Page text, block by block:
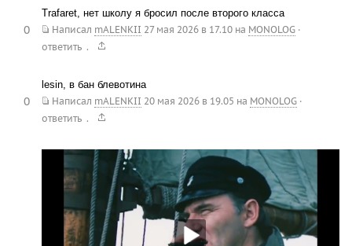
Trafaret, нет школу я бросил после второго класса
Написал mALENKII 27 мая 2026 в 17.10на MONOLOG ·
ответить .
0
lesin, в бан блевотина
Написал mALENKII 20 мая 2026 в 19.05 на MONOLOG ·
ответить .
0